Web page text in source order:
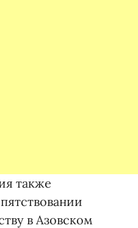
также
в Азовском